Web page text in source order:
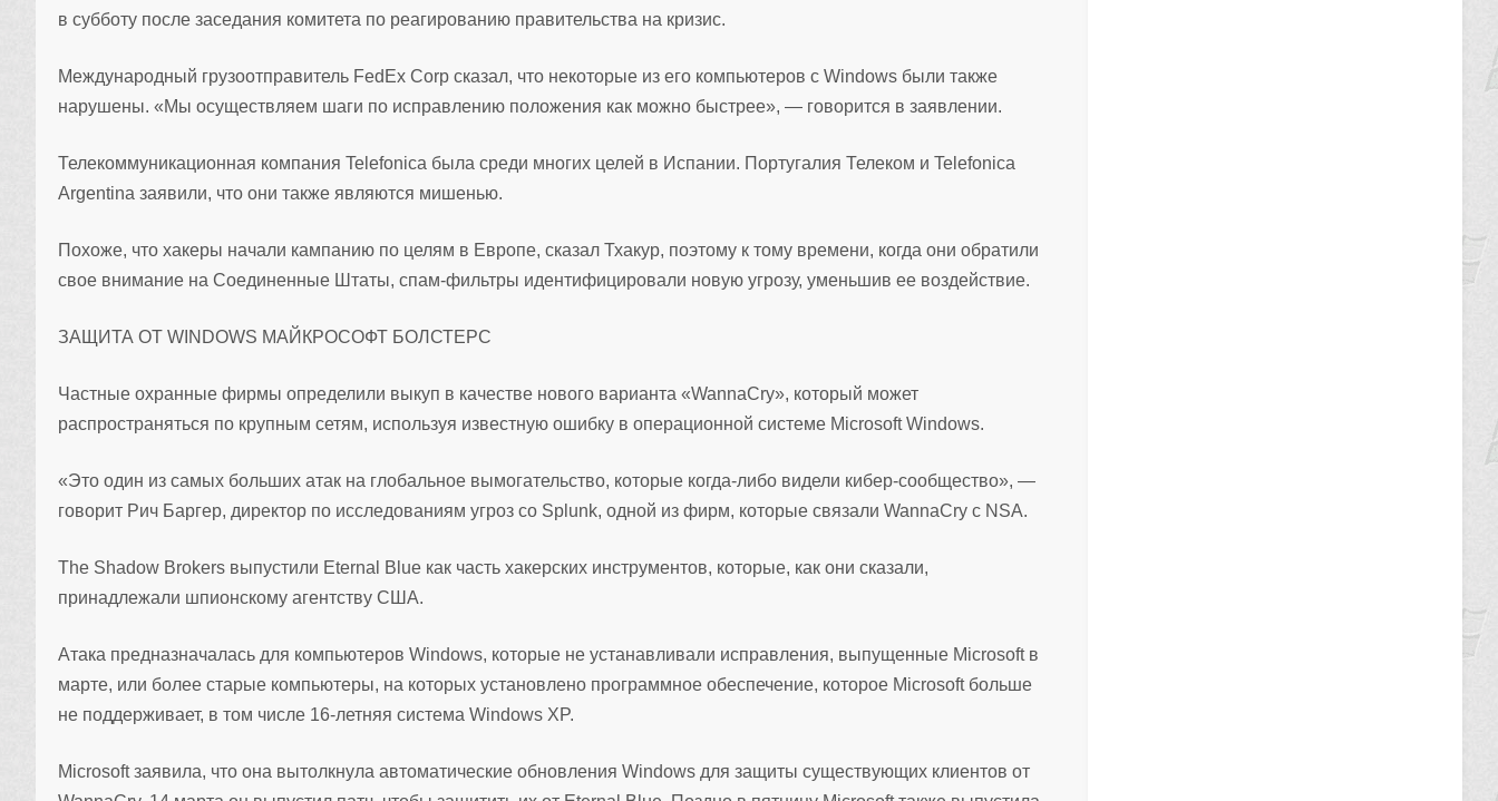
в субботу после заседания комитета по реагированию правительства на кризис.
Международный грузоотправитель FedEx Corp сказал, что некоторые из его компьютеров с Windows были также
нарушены. «Мы осуществляем шаги по исправлению положения как можно быстрее», — говорится в заявлении.
Телекоммуникационная компания Telefonica была среди многих целей в Испании. Португалия Телеком и Telefonica
Argentina заявили, что они также являются мишенью.
Похоже, что хакеры начали кампанию по целям в Европе, сказал Тхакур, поэтому к тому времени, когда они обратили
свое внимание на Соединенные Штаты, спам-фильтры идентифицировали новую угрозу, уменьшив ее воздействие.
ЗАЩИТА ОТ WINDOWS МАЙКРОСОФТ БОЛСТЕРС
Частные охранные фирмы определили выкуп в качестве нового варианта «WannaCry», который может
распространяться по крупным сетям, используя известную ошибку в операционной системе Microsoft Windows.
«Это один из самых больших атак на глобальное вымогательство, которые когда-либо видели кибер-сообщество», —
говорит Рич Баргер, директор по исследованиям угроз со Splunk, одной из фирм, которые связали WannaCry с NSA.
The Shadow Brokers выпустили Eternal Blue как часть хакерских инструментов, которые, как они сказали,
принадлежали шпионскому агентству США.
Атака предназначалась для компьютеров Windows, которые не устанавливали исправления, выпущенные Microsoft в
марте, или более старые компьютеры, на которых установлено программное обеспечение, которое Microsoft больше
не поддерживает, в том числе 16-летняя система Windows XP.
Microsoft заявила, что она вытолкнула автоматические обновления Windows для защиты существующих клиентов от